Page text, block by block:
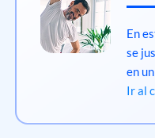
En
se
en
Ir al